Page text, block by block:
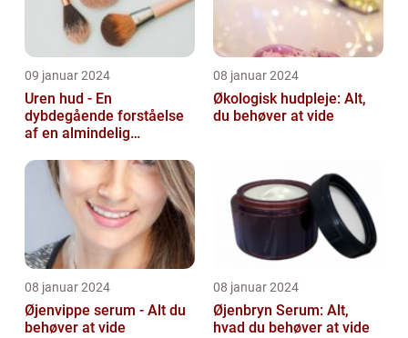
09 januar 2024
Uren hud - En
dybdegående forståelse
af en almindelig
08 januar 2024
Økologisk hudpleje: Alt,
du behøver at vide
08 januar 2024
Øjenvippe serum - Alt du
behøver at vide
08 januar 2024
Øjenbryn Serum: Alt,
hvad du behøver at vide